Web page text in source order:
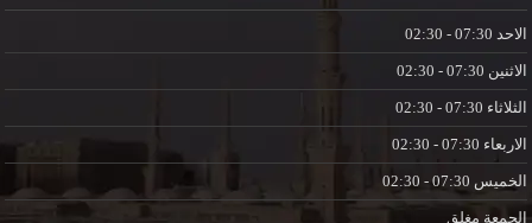
الاحد
الاثنين
الثلاثاء
الاربعاء
الخميس
الجمعة مغلق